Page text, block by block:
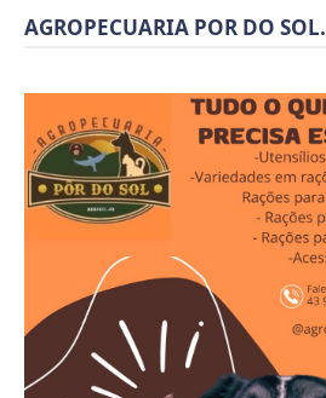
AGROPECUARIA POR DO SOL.